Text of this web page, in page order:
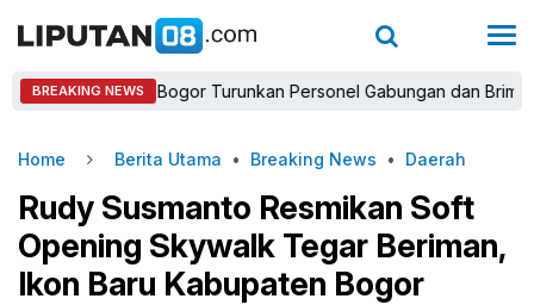
BREAKING NEWS
Kapolres Bogor Turunkan Personel Gabungan dan Brimob,
Home Berita Utama • Breaking News • Daerah
Rudy Susmanto Resmikan Soft
Opening Skywalk Tegar Beriman,
Ikon Baru Kabupaten Bogor